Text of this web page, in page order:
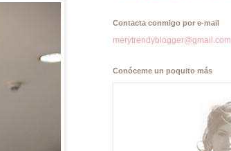
Contacta conmigo por e-mail
merytrendyblogger@gmail.com
Conóceme un poquito más